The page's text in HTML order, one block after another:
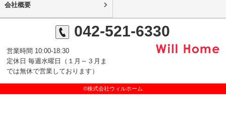
会社概要
042-521-6330
営業時間 10:00-18:30
定休日 毎週水曜日（１月～３月ま
では無休で営業しております）
©株式会社ウィルホーム